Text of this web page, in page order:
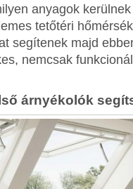
anyagok
tetőtéri
segítenek majd
nemcsak
árnyékolók